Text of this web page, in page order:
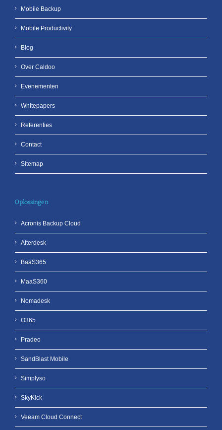
Mobile Backup
Mobile Productivity
Blog
Over Caldoo
Evenementen
Whitepapers
Referenties
Contact
Sitemap
Oplossingen
Acronis Backup Cloud
Alterdesk
BaaS365
MaaS360
Nomadesk
O365
Pradeo
SandBlast Mobile
Simplyso
SkyKick
Veeam Cloud Connect